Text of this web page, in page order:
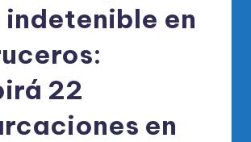
indetenible en
22
en